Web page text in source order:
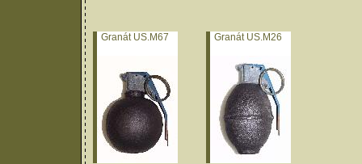
Granát US.M67 Granát US.M26